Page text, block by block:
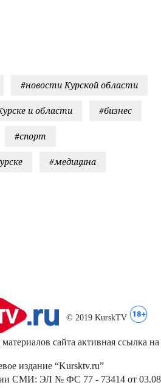
#новости Курской области
и области #бизнес
#спорт
#медицина
© 2019 KurskTV
сайта активная ссылка на
издание “Kursktv.ru”
СМИ: ЭЛ № ФС 77 - 73414 от